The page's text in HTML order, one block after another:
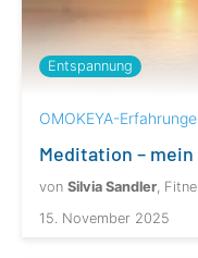
Entspannung
OMOKEYA-
Meditation –
von Silvia Sandler ,
15. November 2025